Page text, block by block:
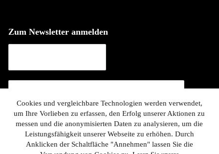
Cookies und vergleichbare Technologien werden verwendet,
um Ihre Vorlieben zu erfassen, den Erfolg unserer Aktionen zu
messen und die anonymisierten Daten zu analysieren, um die
Leistungsfähigkeit unserer Webseite zu erhöhen. Durch
Anklicken der Schaltfläche "Annehmen" lassen Sie die
Zum Newsletter anmelden